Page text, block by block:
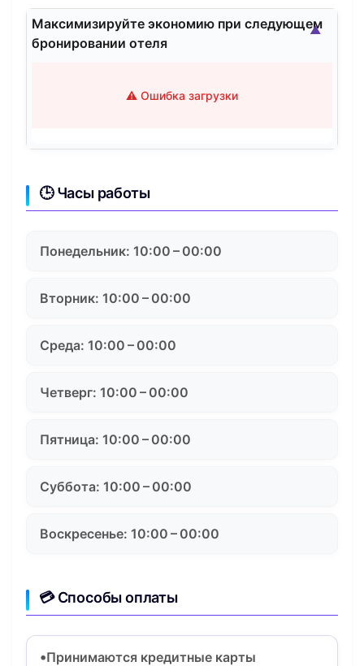
Максимизируйте экономию при следующем
бронировании отеля
⚠️ Ошибка загрузки
▲
🕒 Часы работы
Понедельник: 10:00 – 00:00
Вторник: 10:00 – 00:00
Среда: 10:00 – 00:00
Четверг: 10:00 – 00:00
Пятница: 10:00 – 00:00
Суббота: 10:00 – 00:00
Воскресенье: 10:00 – 00:00
💳 Способы оплаты
Принимаются кредитные карты